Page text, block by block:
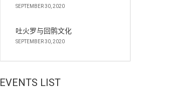
SEPTEMBER 30, 2020
吐火罗与回鹘文化
SEPTEMBER 30, 2020
EVENTS LIST